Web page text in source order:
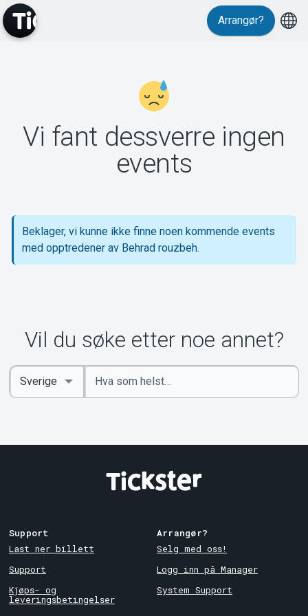
Support
Om Tickster
Arrangør?
Vi fant dessverre ingen
events
Beklager, vi kunne ikke finne noen kommende events
med opptredener av Behrad rouzbeh.
Vil du søke etter noe annet?
Angi
nøkkelord
Select
Country
Support
Last ner billett
Support
Kjøps- og
leveringsbetingelser
Arrangør?
Selg med oss!
Logg inn på Manager
System Support